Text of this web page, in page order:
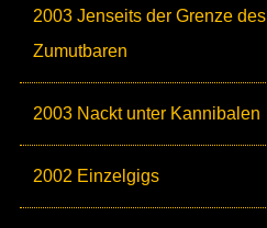
2003 Jenseits der Grenze des
Zumutbaren
2003 Nackt unter Kannibalen
2002 Einzelgigs